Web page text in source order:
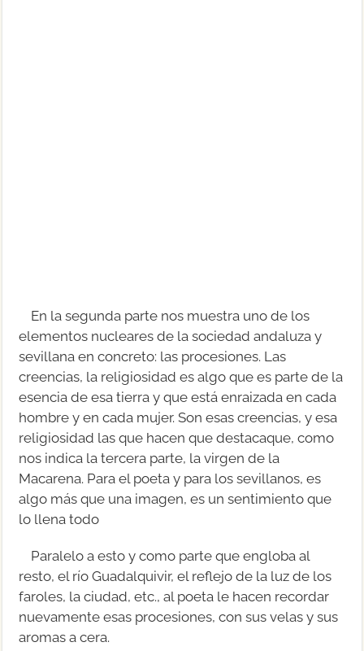
En la segunda parte nos muestra uno de los
elementos nucleares de la sociedad andaluza y
sevillana en concreto: las procesiones. Las
creencias, la religiosidad es algo que es parte de la
esencia de esa tierra y que está enraizada en cada
hombre y en cada mujer. Son esas creencias, y esa
religiosidad las que hacen que destacaque, como
nos indica la tercera parte, la virgen de la
Macarena. Para el poeta y para los sevillanos, es
algo más que una imagen, es un sentimiento que
lo llena todo
Paralelo a esto y como parte que engloba al
resto, el río Guadalquivir, el reflejo de la luz de los
faroles, la ciudad, etc., al poeta le hacen recordar
nuevamente esas procesiones, con sus velas y sus
aromas a cera.